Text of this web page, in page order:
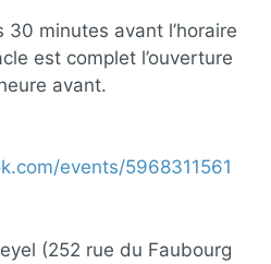
minutes avant l’horaire
est complet l’ouverture
avant.
events/5968311561
(252 rue du Faubourg